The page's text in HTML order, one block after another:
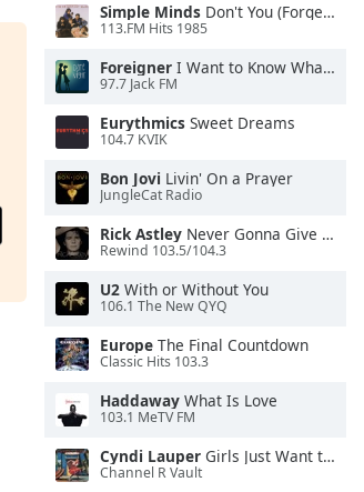
Simple Minds Don't You (Forget About Me)
113.FM Hits 1985
Foreigner I Want to Know What Love Is
97.7 Jack FM
Eurythmics Sweet Dreams
104.7 KVIK
Bon Jovi Livin' On a Prayer
JungleCat Radio
Rick Astley Never Gonna Give You Up
Rewind 103.5/104.3
U2 With or Without You
106.1 The New QYQ
Europe The Final Countdown
Classic Hits 103.3
Haddaway What Is Love
103.1 MeTV FM
Cyndi Lauper Girls Just Want to Have Fun
Channel R Vault